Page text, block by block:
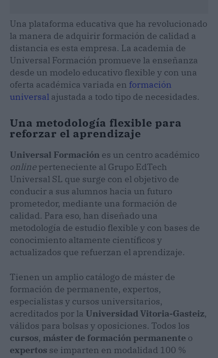
Una plataforma educativa que ha revolucionado
la manera de adquirir formación de calidad a
distancia es esta empresa. La academia de
Universal Formación promueve la enseñanza
desde un modelo educativo flexible y con una
oferta académica variada en formación
universal ajustada a todo tipo de necesidades.
Una metodología flexible para
reforzar el aprendizaje
Universal Formación es un centro académico
online perteneciente al Grupo EdTech
Universal SL que surge con el objetivo de
conducir a sus alumnos hacia un futuro
prometedor, mediante una formación de
calidad. Para eso, han diseñado una
metodología de estudio flexible y con bases de
conocimiento altamente científicos y
actualizados que refuerzan el aprendizaje.
Tienen un amplio catálogo de máster de
formación de permanente, expertos,
especialistas y cursos universitarios,
acreditados por la Universidad Vitoria-Gasteiz,
válidos para bolsas y oposiciones. Todos los
cursos, máster de formación permanente o
expertos se imparten en modalidad 100 %